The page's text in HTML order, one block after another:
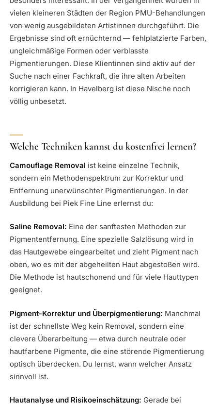
vielen kleineren Städten der Region PMU-Behandlungen
von wenig ausgebildeten Artistinnen durchgeführt. Die
Ergebnisse sind oft ernüchternd — fehlplatzierte Farben,
ungleichmäßige Formen oder verblasste
Pigmentierungen. Diese Klientinnen sind aktiv auf der
Suche nach einer Fachkraft, die ihre alten Arbeiten
korrigieren kann. In Havelberg ist diese Nische noch
völlig unbesetzt.
Welche Techniken kannst du kostenfrei lernen?
Camouflage Removal ist keine einzelne Technik,
sondern ein Methodenspektrum zur Korrektur und
Entfernung unerwünschter Pigmentierungen. In der
Ausbildung bei Piek Fine Line erlernst du:
Saline Removal: Eine der sanftesten Methoden zur
Pigmententfernung. Eine spezielle Salzlösung wird in
das Hautgewebe eingearbeitet und zieht Pigment nach
oben, wo es mit der abgeheilten Haut abgestoßen wird.
Die Methode ist hautschonend und für viele Hauttypen
geeignet.
Pigment-Korrektur und Überpigmentierung: Manchmal
ist der schnellste Weg kein Removal, sondern eine
clevere Überarbeitung — etwa durch neutrale oder
hautfarbene Pigmente, die eine störende Pigmentierung
optisch überdecken. Du lernst, wann welcher Ansatz
sinnvoll ist.
Hautanalyse und Risikoeinschätzung: Gerade bei